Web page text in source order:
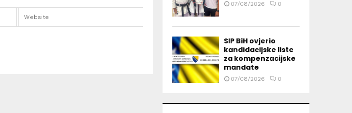
07/08/2026 0
SIP BiH ovjerio
kandidacijske liste
za kompenzacijske
mandate
07/08/2026 0